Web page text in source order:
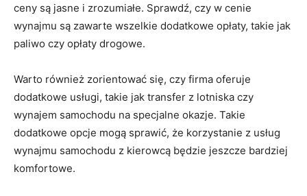
ceny są jasne⁢ i zrozumiałe. Sprawdź, czy w cenie
wynajmu ⁤są zawarte wszelkie dodatkowe opłaty, takie ⁢jak
‍paliwo czy opłaty drogowe.
Warto również zorientować się, czy firma oferuje
dodatkowe usługi, takie jak transfer z lotniska czy
wynajem⁢ samochodu⁣ na specjalne okazje. Takie
‌dodatkowe opcje mogą sprawić, że korzystanie z‍ usług
wynajmu samochodu z⁣ kierowcą będzie jeszcze bardziej
komfortowe.